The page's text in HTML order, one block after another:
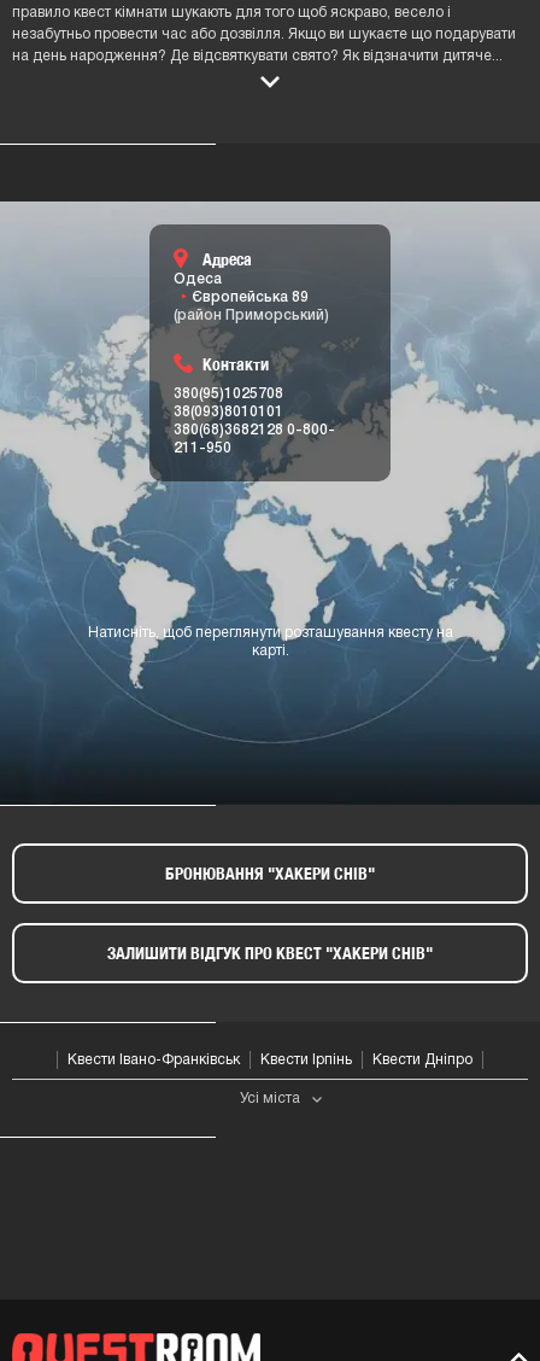
правило квест кімнати шукають для того щоб яскраво, весело і
незабутньо провести час або дозвілля. Якщо ви шукаєте що подарувати
на день народження? Де відсвяткувати свято? Як відзначити дитяче...
Адреса
Одеса
Європейська 89
(район Приморський)
Контакти
380(95)1025708
38(093)8010101
380(68)3682128 0-800-
211-950
Натисніть, щоб переглянути розташування квесту на
карті.
БРОНЮВАННЯ "ХАКЕРИ СНІВ"​
ЗАЛИШИТИ ВІДГУК ПРО КВЕСТ "ХАКЕРИ СНІВ"​
Квести Івано-Франківськ Квести Ірпінь Квести Дніпро
Усі мiста